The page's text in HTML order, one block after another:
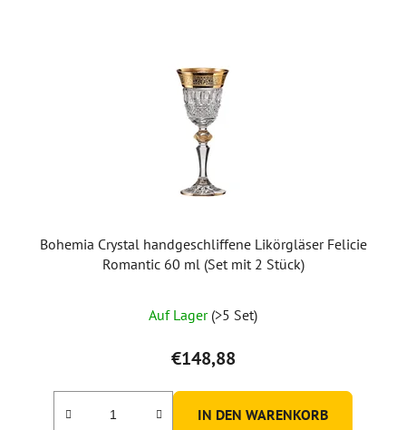
Bohemia Crystal handgeschliffene Likörgläser Felicie
Romantic 60 ml (Set mit 2 Stück)
Auf Lager (>5 Set)
€148,88
IN DEN WARENKORB